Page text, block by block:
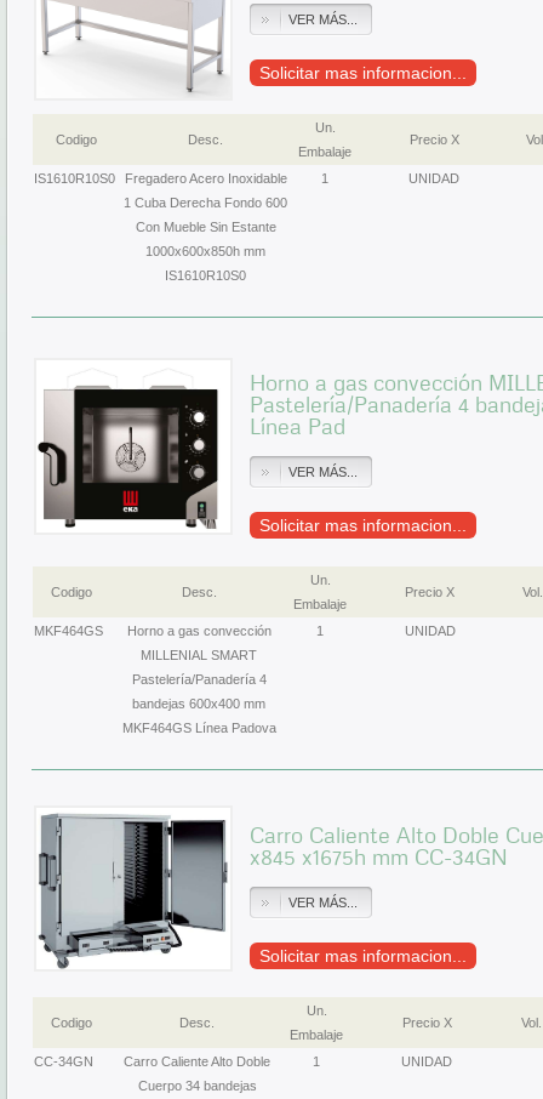
VER MÁS...
Solicitar mas informacion...
Codigo Desc.
Un.
Embalaje
Precio X
IS1610R10S0
Fregadero Acero Inoxidable
1 Cuba Derecha Fondo 600
Con Mueble Sin Estante
1000x600x850h mm
IS1610R10S0
1 UNIDAD
Horno a gas convección
Pastelería/Panadería 4
Línea Pad
VER MÁS...
Solicitar mas informacion...
Codigo Desc.
Un.
Embalaje
Precio X Vol.
MKF464GS
Horno a gas convección
MILLENIAL SMART
Pastelería/Panadería 4
bandejas 600x400 mm
MKF464GS Línea Padova
1 UNIDAD
Carro Caliente Alto Doble
x845 x1675h mm CC-34GN
VER MÁS...
Solicitar mas informacion...
Codigo Desc.
Un.
Embalaje
Precio X Vol.
CC-34GN
Carro Caliente Alto Doble
Cuerpo 34 bandejas
1 UNIDAD